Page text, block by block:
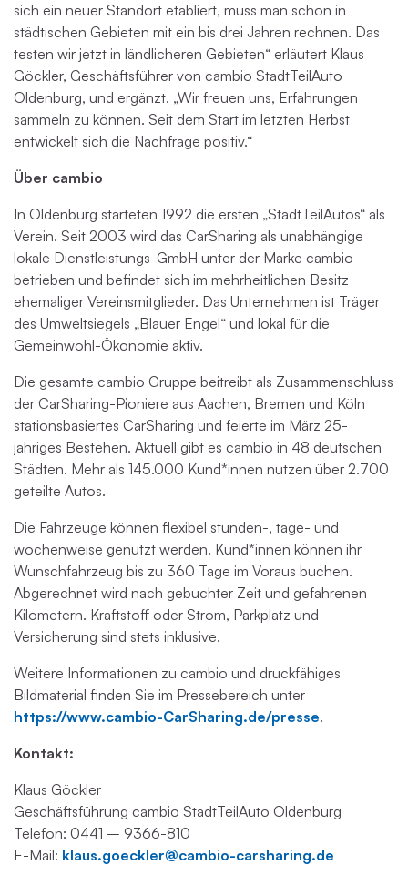
sich ein neuer Standort etabliert, muss man schon in
städtischen Gebieten mit ein bis drei Jahren rechnen. Das
testen wir jetzt in ländlicheren Gebieten“ erläutert Klaus
Göckler, Geschäftsführer von cambio StadtTeilAuto
Oldenburg, und ergänzt. „Wir freuen uns, Erfahrungen
sammeln zu können. Seit dem Start im letzten Herbst
entwickelt sich die Nachfrage positiv.“
Über cambio
In Oldenburg starteten 1992 die ersten „StadtTeilAutos“ als
Verein. Seit 2003 wird das CarSharing als unabhängige
lokale Dienstleistungs-GmbH unter der Marke cambio
betrieben und befindet sich im mehrheitlichen Besitz
ehemaliger Vereinsmitglieder. Das Unternehmen ist Träger
des Umweltsiegels „Blauer Engel“ und lokal für die
Gemeinwohl-Ökonomie aktiv.
Die gesamte cambio Gruppe beitreibt als Zusammenschluss
der CarSharing-Pioniere aus Aachen, Bremen und Köln
stationsbasiertes CarSharing und feierte im März 25-
jähriges Bestehen. Aktuell gibt es cambio in 48 deutschen
Städten. Mehr als 145.000 Kund*innen nutzen über 2.700
geteilte Autos.
Die Fahrzeuge können flexibel stunden-, tage- und
wochenweise genutzt werden. Kund*innen können ihr
Wunschfahrzeug bis zu 360 Tage im Voraus buchen.
Abgerechnet wird nach gebuchter Zeit und gefahrenen
Kilometern. Kraftstoff oder Strom, Parkplatz und
Versicherung sind stets inklusive.
Weitere Informationen zu cambio und druckfähiges
Bildmaterial finden Sie im Pressebereich unter
https://www.cambio-CarSharing.de/presse.
Kontakt:
Klaus Göckler
Geschäftsführung cambio StadtTeilAuto Oldenburg
Telefon: 0441 – 9366-810
E-Mail: klaus.goeckler@cambio-carsharing.de